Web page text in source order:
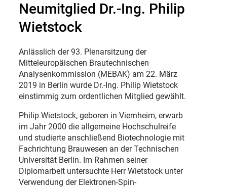
Neumitglied Dr.-Ing. Philip
Wietstock
Anlässlich der 93. Plenarsitzung der
Mitteleuropäischen Brautechnischen
Analysenkommission (MEBAK) am 22. März
2019 in Berlin wurde Dr.-Ing. Philip Wietstock
einstimmig zum ordentlichen Mitglied gewählt.
Philip Wietstock, geboren in Viernheim, erwarb
im Jahr 2000 die allgemeine Hochschulreife
und studierte anschließend Biotechnologie mit
Fachrichtung Brauwesen an der Technischen
Universität Berlin. Im Rahmen seiner
Diplomarbeit untersuchte Herr Wietstock unter
Verwendung der Elektronen-Spin-